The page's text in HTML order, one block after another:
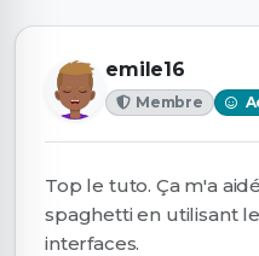
emile16
Membre
Top le tuto. Ça m'a
spaghetti en utilisant
interfaces.